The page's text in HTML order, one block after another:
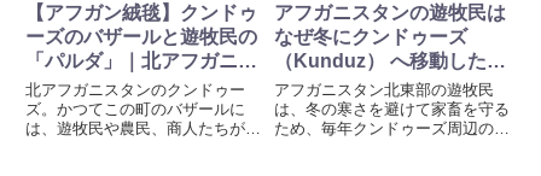
【アフガン絨毯】クンドゥ
ーズのバザールと遊牧民の
「パルダ」｜北アフガニス
タンの交易都市を復元
北アフガニスタンのクンドゥー
ズ。かつてこの町のバザールに
は、遊牧民や農民、商人たちが集
アフガニスタンの遊牧民は
なぜ冬にクンドゥーズ
（Kunduz） へ移動したの
か？ Google Earthでたど
る冬営地（キシュラック）
アフガニスタン北東部の遊牧民
は、冬の寒さを避けて家畜を守る
ため、毎年クンドゥーズ周辺の平